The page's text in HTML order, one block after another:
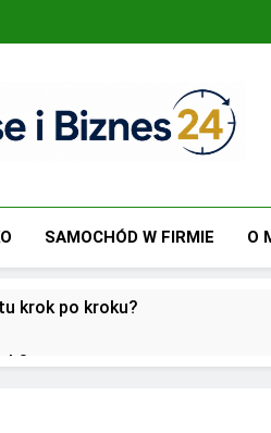
Biznes 24
SAMOCHÓD W FIRMIE O
krok po kroku?
w dobie cyfryzacji?